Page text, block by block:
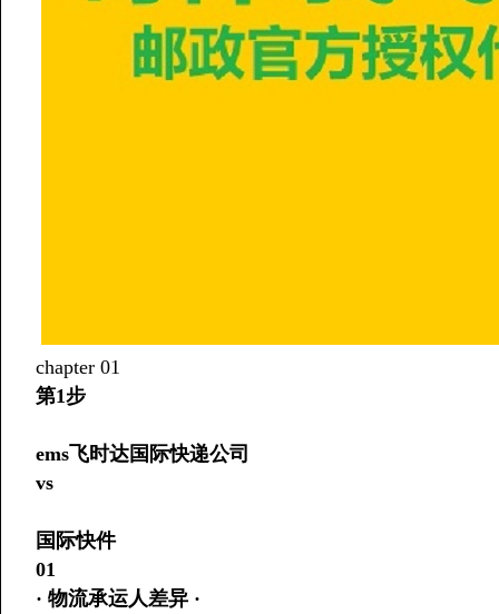
chapter 01
第1步
ems飞时达国际快递公司
vs
国际快件
01
· 物流承运人差异 ·